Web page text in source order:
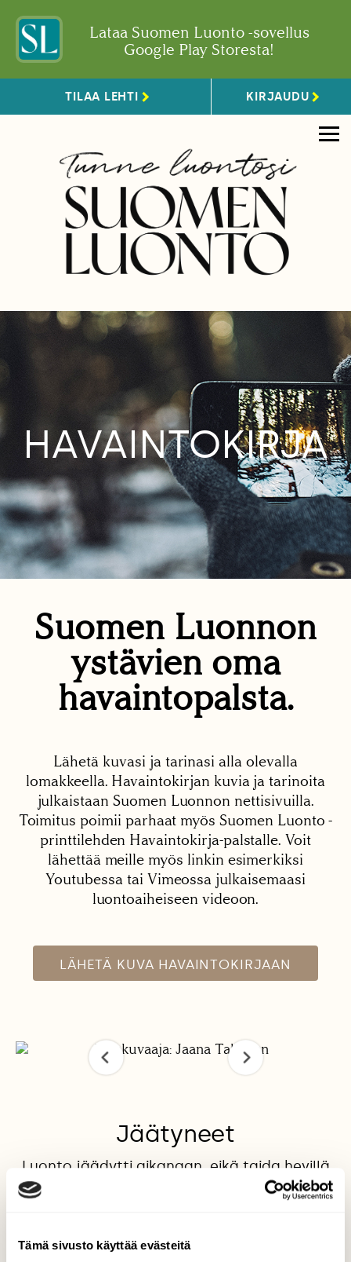
Tämä sivusto käyttää evästeitä
Lataa Suomen Luonto -sovellus
Google Play Storesta!
TILAA LEHTI KIRJAUDU
HAVAINTOKIRJA
Suomen Luonnon
ystävien oma
havaintopalsta.
Lähetä kuvasi ja tarinasi alla olevalla
lomakkeella. Havaintokirjan kuvia ja tarinoita
julkaistaan Suomen Luonnon nettisivuilla.
Toimitus poimii parhaat myös Suomen Luonto -
printtilehden Havaintokirja-palstalle. Voit
lähettää meille myös linkin esimerkiksi
Youtubessa tai Vimeossa julkaisemaasi
luontoaiheiseen videoon.
LÄHETÄ KUVA HAVAINTOKIRJAAN
Jäätyneet
Luonto jäädytti aikanaan, eikä taida hevillä